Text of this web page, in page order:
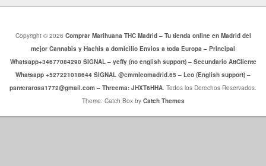
Copyright © 2026 Comprar Marihuana THC Madrid – Tu tienda online en Madrid del
mejor Cannabis y Hachis a domicilio Envios a toda Europa – Principal
Whatsapp+34677084290 SIGNAL – yeffy (no english support) – Secundario AttCliente
Whatsapp +527221018644 SIGNAL @cmmleomadrid.65 – Leo (English support) –
panterarosa1772@gmail.com – Threema: JHXT6HHA. Todos los Derechos Reservados.
Theme: Catch Box by Catch Themes